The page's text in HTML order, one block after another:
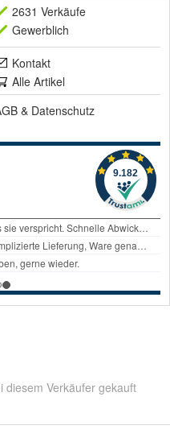
2631 Verkäufe
Gewerblich
Kontakt
Alle Artikel
& Datenschutz
diesem Verkäufer gekauft